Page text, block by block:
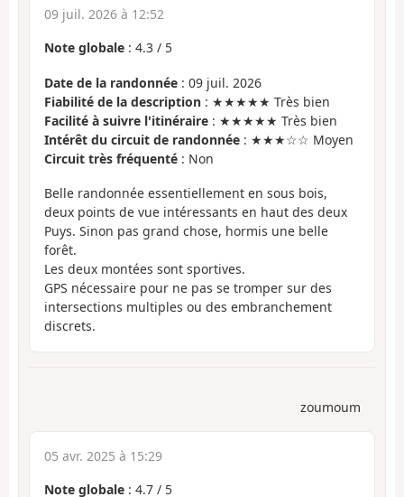
09 juil. 2026 à 12:52
Note globale : 4.3 / 5
Date de la randonnée : 09 juil. 2026
Fiabilité de la description : ★★★★★ Très bien
Facilité à suivre l'itinéraire : ★★★★★ Très bien
Intérêt du circuit de randonnée : ★★★☆☆ Moyen
Circuit très fréquenté : Non
Belle randonnée essentiellement en sous bois,
deux points de vue intéressants en haut des deux
Puys. Sinon pas grand chose, hormis une belle
forêt.
Les deux montées sont sportives.
GPS nécessaire pour ne pas se tromper sur des
intersections multiples ou des embranchement
discrets.
zoumoum
05 avr. 2025 à 15:29
Note globale : 4.7 / 5